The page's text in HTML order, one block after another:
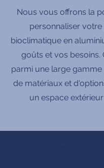
Nous vous offrons la
personnaliser
bioclimatique en
goûts et vos besoins.
parmi une large
de matériaux et
un espace